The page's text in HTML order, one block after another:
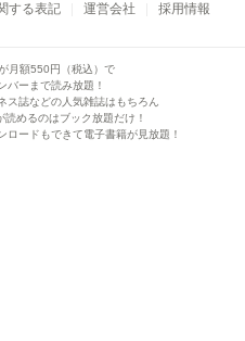
する表記 運営会社 採用情報
月額550円（税込）で
バーまで読み放題！
ス誌などの人気雑誌はもちろん
めるのはブック放題だけ！
ロードもできて電子書籍が見放題！